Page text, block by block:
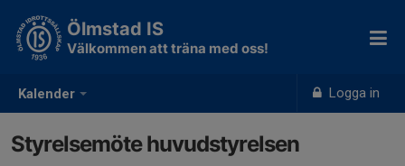
Kalender Logga in
Ölmstad IS
Välkommen att träna med oss!
Styrelsemöte huvudstyrelsen